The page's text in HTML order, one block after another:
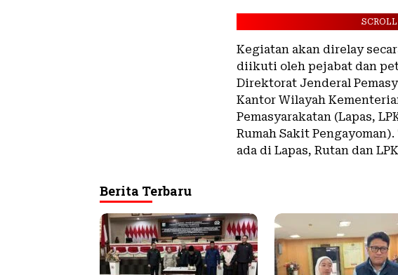
Kegiatan akan direlay
diikuti oleh pejabat dan
Direktorat Jenderal
Kantor Wilayah
Pemasyarakatan (Lapas,
Rumah Sakit
ada di Lapas, Rutan dan
Berita Terbaru